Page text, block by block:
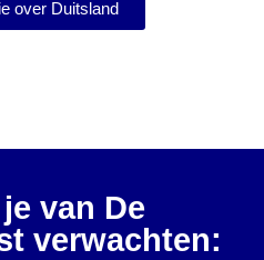
over Duitsland
van De
verwachten: